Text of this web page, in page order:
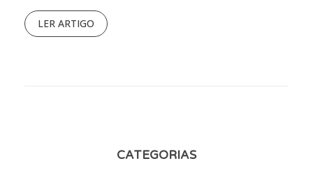
LER ARTIGO
CATEGORIAS